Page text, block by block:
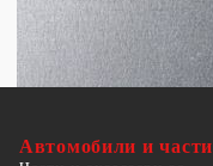
Автомобили и части